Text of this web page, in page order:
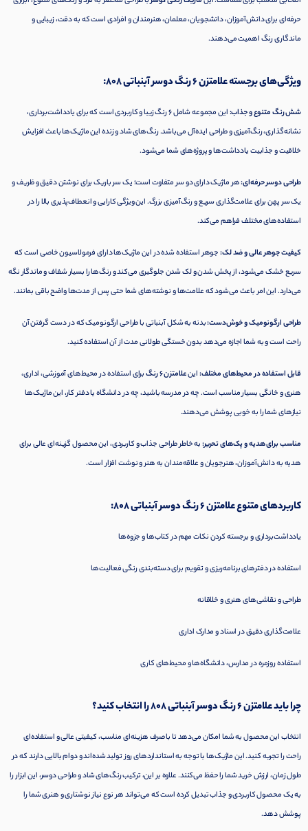
حرفه‌ای برای دانش‌آموزان، دانشجویان، معلمان، هنرمندان و افرادی است که به دقت، زیبایی و
ماندگاری رنگ اهمیت می‌دهند.
ویژگی‌های برجسته علامتزن 6 رنگ دوسر آبنباتی 808:
شش رنگ متنوع و جذاب:
این مجموعه شامل 6 رنگ زیبا و کاربردی است که برای یادداشت‌برداری،
نشانه‌گذاری، رنگ‌آمیزی و طراحی ایده‌آل می‌باشد. رنگ‌های شاد و زنده این ماژیک‌ها باعث افزایش
خلاقیت و جذابیت یادداشت‌ها و پروژه‌های شما می‌شود.
طراحی دوسر حرفه‌ای:هر ماژیک دارای دو سر متفاوت است؛ یک سر باریک برای نوشتن دقیق و ظریف و
یک سر پهن برای علامت‌گذاری سریع و رنگ‌آمیزی بزرگ. این ویژگی کارایی و انعطاف‌پذیری بالا را در
استفاده‌های مختلف فراهم می‌کند.
کیفیت جوهر عالی و ضد لک:جوهر استفاده شده در این ماژیک‌ها دارای فرمولاسیون خاصی است که
سریع خشک می‌شود، از پخش شدن و لک شدن جلوگیری می‌کند و رنگ‌ها را بسیار شفاف و ماندگار نگه
می‌دارد. این امر باعث می‌شود که علامت‌ها و نوشته‌های شما حتی پس از مدت‌ها واضح باقی بمانند.
طراحی ارگونومیک و خوش‌دست:بدنه به شکل آبنباتی با طراحی ارگونومیک که در دست گرفتن آن
راحت است و به شما اجازه می‌دهد بدون خستگی طولانی مدت از آن استفاده کنید.
قابل استفاده در محیط‌های مختلف:اینعلامتزن 6 رنگ
برای استفاده در محیط‌های آموزشی، اداری،
هنری و خانگی بسیار مناسب است. چه در مدرسه باشید، چه در دانشگاه یا دفتر کار، این ماژیک‌ها
نیازهای شما را به خوبی پوشش می‌دهند.
مناسب برای هدیه و پک‌های تحریر:به خاطر طراحی جذاب و کاربردی، این محصول گزینه‌ای عالی برای
هدیه به دانش‌آموزان، هنرجویان و علاقه‌مندان به هنر و نوشت افزار است.
کاربردهای متنوع علامتزن 6 رنگ دوسر آبنباتی 808:
یادداشت‌برداری و برجسته کردن نکات مهم در کتاب‌ها و جزوه‌ها
استفاده در دفترهای برنامه‌ریزی و تقویم برای دسته‌بندی رنگی فعالیت‌ها
طراحی و نقاشی‌های هنری و خلاقانه
علامت‌گذاری دقیق در اسناد و مدارک اداری
استفاده روزمره در مدارس، دانشگاه‌ها و محیط‌های کاری
چرا باید علامتزن 6 رنگ دوسر آبنباتی 808 را انتخاب کنید؟
انتخاب این محصول به شما امکان می‌دهد تا با صرف هزینه‌ای مناسب، کیفیتی عالی و استفاده‌ای
راحت را تجربه کنید. این ماژیک‌ها با توجه به استانداردهای روز تولید شده‌اند و دوام بالایی دارند که در
طول زمان، ارزش خرید شما را حفظ می‌کنند. علاوه بر این، ترکیب رنگ‌های شاد و طراحی دوسر، این ابزار را
به یک محصول کاربردی و جذاب تبدیل کرده است که می‌تواند هر نوع نیاز نوشتاری و هنری شما را
پوشش دهد.